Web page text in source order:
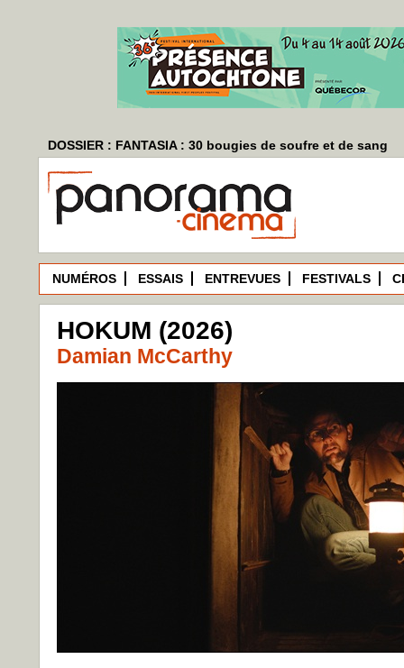
DOSSIER : FANTASIA : 30 bougies de soufre et de sang
NUMÉROS ESSAIS ENTREVUES FESTIVALS
HOKUM (2026)
Damian McCarthy